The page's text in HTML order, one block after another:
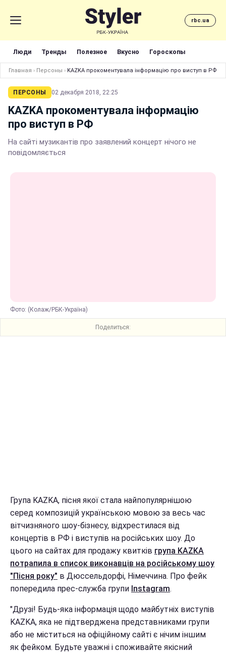
rbc.ua
Люди Тренды Полезное Вкусно Гороскопы
Главная › Персоны › KAZKA прокоментувала інформацію про виступ в РФ
ПЕРСОНЫ 02 декабря 2018, 22:25
KAZKA прокоментувала інформацію
про виступ в РФ
На сайті музикантів про заявлений концерт нічого не
повідомляється
Фото: (Колаж/РБК-Україна)
Поделиться:
Група KAZKA, пісня якої стала найпопулярнішою
серед композицій українською мовою за весь час
вітчизняного шоу-бізнесу, відхрестилася від
концертів в РФ і виступів на російських шоу. До
цього на сайтах для продажу квитків група KAZKA
потрапила в список виконавців на російському шоу
"Пісня року" в Дюссельдорфі, Німеччина. Про фейк
попередила прес-служба групи Instagram.
"Друзі! Будь-яка інформація щодо майбутніх виступів
KAZKA, яка не підтверджена представниками групи
або не міститься на офіційному сайті є нічим іншим
як фейком. Будьте уважні і споживайте якісний